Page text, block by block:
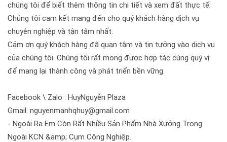
chúng tôi để biết thêm thông tin chi tiết và xem đất thực tế.
Chúng tôi cam kết mang đến cho quý khách hàng dịch vụ
chuyên nghiệp và tận tâm nhất.
Cảm ơn quý khách hàng đã quan tâm và tin tưởng vào dịch vụ
của chúng tôi. Chúng tôi rất mong được hợp tác cùng quý vị
để mang lại thành công và phát triển bền vững.
Facebook \ Zalo : HuyNguyễn Plaza
Gmail: nguyenmanhqhuy@gmail.com
- Ngoài Ra Em Còn Rất Nhiều Sản Phẩm Nhà Xưởng Trong
Ngoài KCN &amp; Cụm Công Nghiệp.